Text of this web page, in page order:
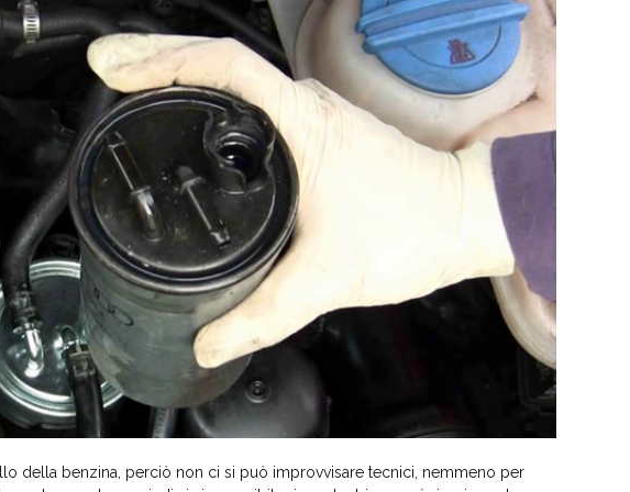
della benzina, perciò non ci si può improvvisare tecnici, nemmeno per